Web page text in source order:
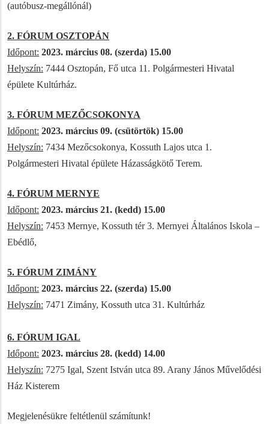
(autóbusz-megállónál)
2. FÓRUM OSZTOPÁN
Időpont: 2023. március 08. (szerda) 15.00
Helyszín: 7444 Osztopán, Fő utca 11. Polgármesteri Hivatal
épülete Kultúrház.
3. FÓRUM MEZŐCSOKONYA
Időpont: 2023. március 09. (csütörtök) 15.00
Helyszín: 7434 Mezőcsokonya, Kossuth Lajos utca 1.
Polgármesteri Hivatal épülete Házasságkötő Terem.
4. FÓRUM MERNYE
Időpont: 2023. március 21. (kedd) 15.00
Helyszín: 7453 Mernye, Kossuth tér 3. Mernyei Általános Iskola –
Ebédlő,
5. FÓRUM ZIMÁNY
Időpont: 2023. március 22. (szerda) 15.00
Helyszín: 7471 Zimány, Kossuth utca 31. Kultúrház
6. FÓRUM IGAL
Időpont: 2023. március 28. (kedd) 14.00
Helyszín: 7275 Igal, Szent István utca 89. Arany János Művelődési
Ház Kisterem
Megjelenésükre feltétlenül számítunk!